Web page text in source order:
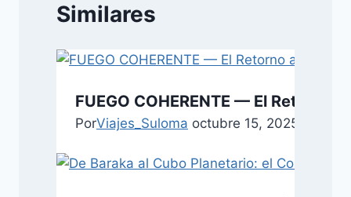
Similares
FUEGO COHERENTE — El Retorno
PorViajes_Suloma octubre 15, 2025